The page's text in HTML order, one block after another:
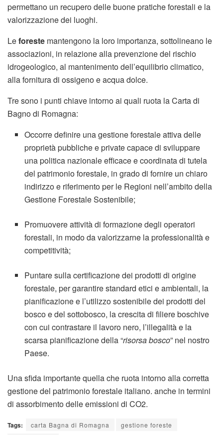
permettano un recupero delle buone pratiche forestali e la
valorizzazione dei luoghi.
Leforeste mantengono la loro importanza, sottolineano le
associazioni, in relazione alla prevenzione del rischio
idrogeologico, al mantenimento dell’equilibrio climatico,
alla fornitura di ossigeno e acqua dolce.
Tre sono i punti chiave intorno ai quali ruota la Carta di
Bagno di Romagna:
Occorre definire una gestione forestale attiva delle
proprietà pubbliche e private capace di sviluppare
una politica nazionale efficace e coordinata di tutela
del patrimonio forestale, in grado di fornire un chiaro
indirizzo e riferimento per le Regioni nell’ambito della
Gestione Forestale Sostenibile;
Promuovere attività di formazione degli operatori
forestali, in modo da valorizzarne la professionalità e
competitività;
Puntare sulla certificazione dei prodotti di origine
forestale, per garantire standard etici e ambientali, la
pianificazione e l’utilizzo sostenibile dei prodotti del
bosco e del sottobosco, la crescita di filiere boschive
con cui contrastare il lavoro nero, l’illegalità e la
scarsa pianificazione della “risorsa bosco” nel nostro
Paese.
Una sfida importante quella che ruota intorno alla corretta
gestione del patrimonio forestale italiano. anche in termini
di assorbimento delle emissioni di CO2.
Tags: carta Bagna di Romagna
gestione foreste